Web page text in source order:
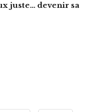
juste… devenir sa